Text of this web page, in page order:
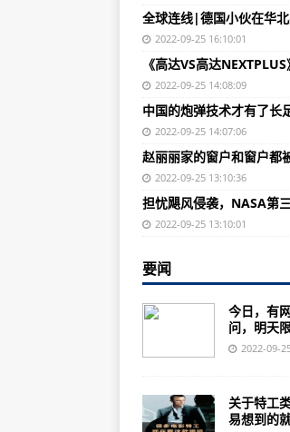
“花火
《使命
第一届海
汉和:歼31
美媒：中
加力起飞
北京大兴
北京工伤
全球连线|德国小伙在华
2022-09-25 16:10:01
《高达VS高达
2022-09-25 14:08:09
中国的炮弹技术才有了长
2022-09-25 14:07:06
赵丽丽家的窗户和窗户都
2022-09-25 13:10:36
担忧飓风侵袭，NASA第
2022-09-25 13:10:01
要闻
今日，有
问，明天
2022-09-
关于特工
易想到的